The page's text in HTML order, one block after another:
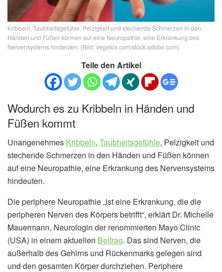
Kribbeln, Taubheitsgefühle, Pelzigkeit und stechende Schmerzen in den
Händen und Füßen können auf eine Neuropathie, eine Erkrankung des
Nervensystems hindeuten. (Bild: vegefox.com/stock.adobe.com)
Teile den Artikel
Wodurch es zu Kribbeln in Händen und
Füßen kommt
Unangenehmes Kribbeln, Taubheitsgefühle, Pelzigkeit und
stechende Schmerzen in den Händen und Füßen können
auf eine Neuropathie, eine Erkrankung des Nervensystems
hindeuten.
Die periphere Neuropathie „ist eine Erkrankung, die die
peripheren Nerven des Körpers betrifft“, erklärt Dr. Michelle
Mauermann, Neurologin der renommierten Mayo Clinic
(USA) in einem aktuellen Beitrag. Das sind Nerven, die
außerhalb des Gehirns und Rückenmarks gelegen sind
und den gesamten Körper durchziehen. Periphere